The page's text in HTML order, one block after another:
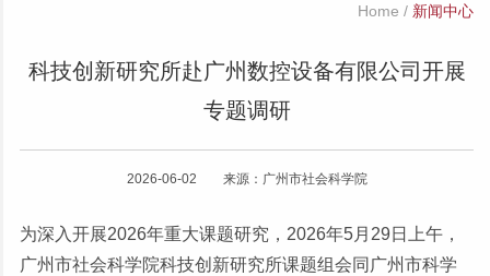
Home / 新闻中心
科技创新研究所赴广州数控设备有限公司开展
专题调研
2026-06-02 来源：广州市社会科学院
为深入开展2026年重大课题研究，2026年5月29日上午，
广州市社会科学院科技创新研究所课题组会同广州市科学